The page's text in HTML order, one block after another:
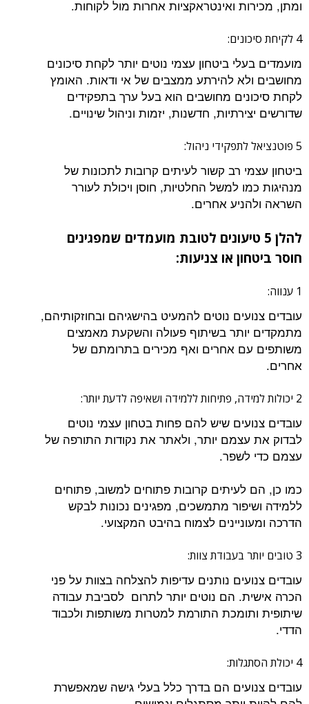
ומתן, מכירות ואינטראקציות אחרות מול לקוחות.
4 לקיחת סיכונים:
מועמדים בעלי ביטחון עצמי נוטים יותר לקחת סיכונים
מחושבים ולא להירתע ממצבים של אי ודאות. האומץ
לקחת סיכונים מחושבים הוא בעל ערך בתפקידים
שדורשים יצירתיות, חדשנות, יזמות וניהול שינויים.
5 פוטנציאל לתפקידי ניהול:
ביטחון עצמי רב קשור לעיתים קרובות לתכונות של
מנהיגות כמו למשל החלטיות, חוסן ויכולת לעורר
השראה ולהניע אחרים.
להלן 5 טיעונים לטובת מועמדים שמפגינים
חוסר ביטחון או צניעות:
1 ענווה:
עובדים צנועים נוטים להמעיט בהישגיהם ובחוזקותיהם,
מתמקדים יותר בשיתוף פעולה והשקעת מאמצים
משותפים עם אחרים ואף מכירים בתרומתם של
אחרים.
2 יכולות למידה, פתיחות ללמידה ושאיפה לדעת יותר:
עובדים צנועים שיש להם פחות בטחון עצמי נוטים
לבדוק את עצמם יותר, ולאתר את נקודות התורפה של
עצמם כדי לשפר.
כמו כן, הם לעיתים קרובות פתוחים למשוב, פתוחים
ללמידה ושיפור מתמשכים, מפגינים נכונות לבקש
הדרכה ומעוניינים לצמוח בהיבט המקצועי.
3 טובים יותר בעבודת צוות:
עובדים צנועים נותנים עדיפות להצלחה בצוות על פני
הכרה אישית. הם נוטים יותר לתרום לסביבת עבודה
שיתופית ותומכת התורמת למטרות משותפות ולכבוד
הדדי.
4 יכולת הסתגלות:
עובדים צנועים הם בדרך כלל בעלי גישה שמאפשרת